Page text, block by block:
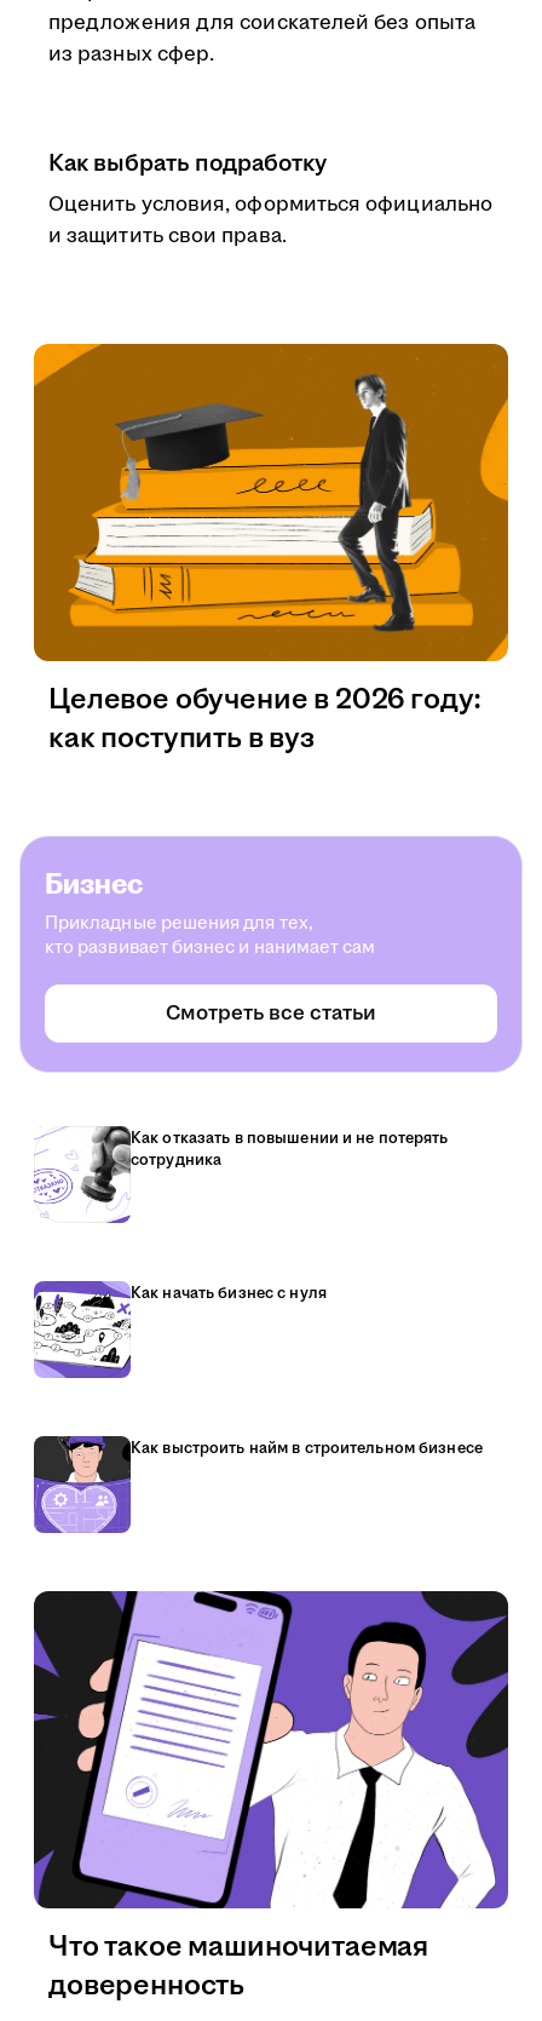
предложения для соискателей без опыта
из разных сфер.
Как выбрать подработку
Оценить условия, оформиться официально
и защитить свои права.
Целевое обучение в 2026 году:
как поступить в вуз
Бизнес
Прикладные решения для тех,
кто развивает бизнес и нанимает сам
Смотреть все статьи
Как отказать в повышении и не потерять
сотрудника
Как начать бизнес с нуля
Как выстроить найм в строительном бизнесе
Что такое машиночитаемая
доверенность